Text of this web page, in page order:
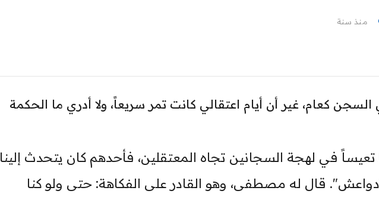
منذ سنة
كعام، غير أن أيام اعتقالي كانت تمر سريعاً، ولا أدري ما الحكمة
في لهجة السجانين تجاه المعتقلين، فأحدهم كان يتحدث إلينا
"دواعش". قال له مصطفى، وهو القادر على الفكاهة: حتى ولو كنا